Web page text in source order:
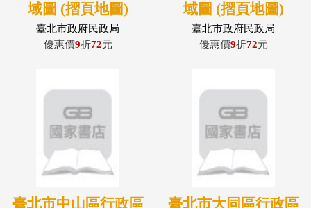
域圖 (摺頁地圖)
臺北市政府民政局
優惠價9折72元
域圖 (摺頁地圖)
臺北市政府民政局
優惠價9折72元
臺北市中山區行政區
臺北市大同區行政區